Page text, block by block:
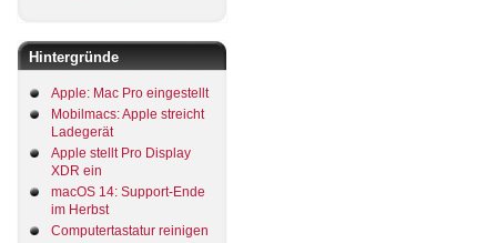
Hintergründe
Apple: Mac Pro eingestellt
Mobilmacs: Apple streicht
Ladegerät
Apple stellt Pro Display
XDR ein
macOS 14: Support-Ende
im Herbst
Computertastatur reinigen